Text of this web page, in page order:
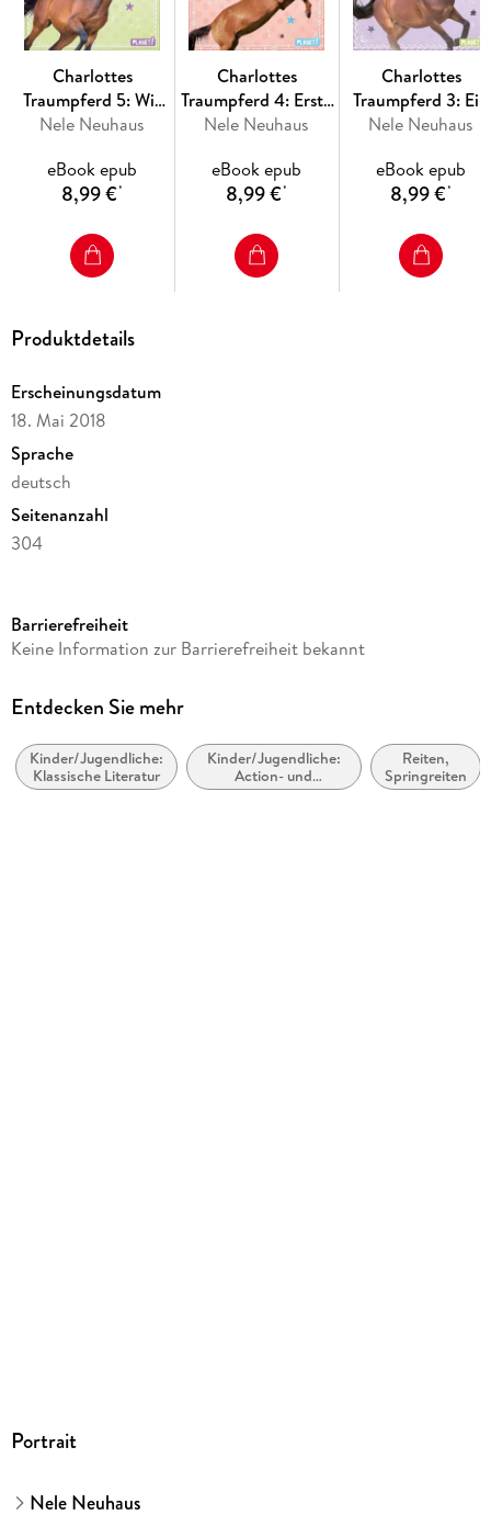
Charlottes
Traumpferd 5: Wir
sind doch Freunde
Nele Neuhaus
eBook epub
8,99 €*
Charlottes
Traumpferd 4: Erste
Liebe, erstes Turnier
Nele Neuhaus
eBook epub
8,99 €*
Charlottes
Traumpferd 3: Ein
unerwarteter
Nele Neuhaus
eBook epub
8,99 €*
Produktdetails
Erscheinungsdatum
18. Mai 2018
Sprache
deutsch
Seitenanzahl
304
Altersempfehlung
Reihe
Autor/Autorin
Nele Neuhaus
Barrierefreiheit
Keine Information zur Barrierefreiheit bekannt
Entdecken Sie mehr
Kinder/Jugendliche:
Klassische Literatur
Kinder/Jugendliche:
Action- und
Abenteuergeschichten
Reiten,
Springreiten
Portrait
Nele Neuhaus